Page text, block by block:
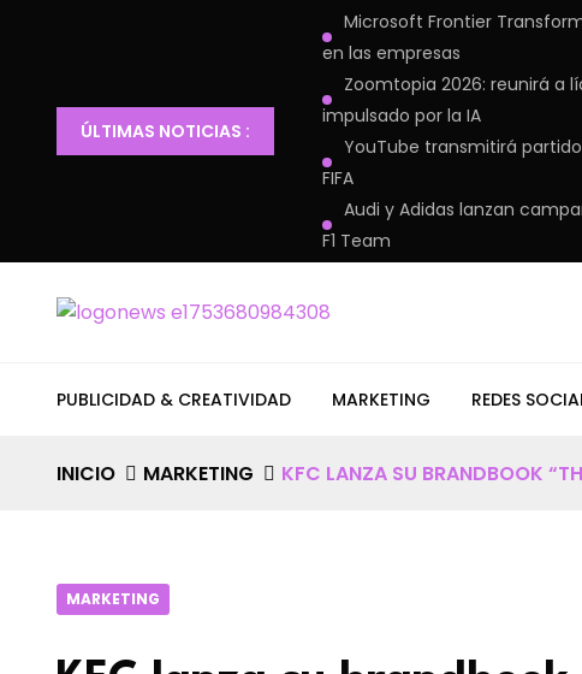
ÚLTIMAS NOTICIAS :
Microsoft Frontier
en las empresas
Zoomtopia 2026: reunirá a
impulsado por la IA
YouTube transmitirá
FIFA
Audi y Adidas lanzan
F1 Team
PUBLICIDAD & CREATIVIDAD MARKETING REDES
INICIO MARKETING KFC LANZA SU BRANDBOOK
MARKETING